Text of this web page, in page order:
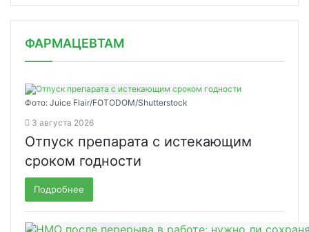
ФАРМАЦЕВТАМ
Фото: Juice Flair/FOTODOM/Shutterstoсk
3 августа 2026
Отпуск препарата с истекающим
сроком годности
Подробнее